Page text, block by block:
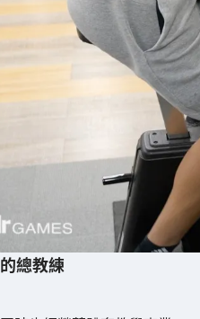
總教練